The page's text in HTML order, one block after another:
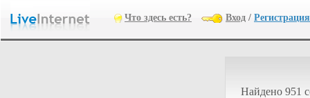
Что здесь есть? Вход / Регистрация
Найдено 951